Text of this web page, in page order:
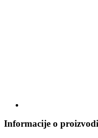
Informacije o